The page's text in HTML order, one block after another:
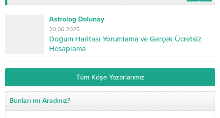
Astrolog Dolunay
20.06.2025
Doğum Haritası Yorumlama ve Gerçek Ücretsiz
Hesaplama
Tüm Köşe Yazarlarımız
Bunları mı Aradınız?